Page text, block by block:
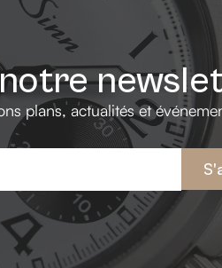
plans, actualités et